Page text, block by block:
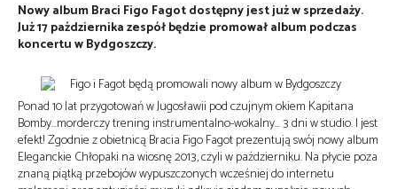
Nowy album Braci Figo Fagot dostępny jest już w sprzedaży.
Już 17 października zespół będzie promował album podczas
koncertu w Bydgoszczy.
Ponad 10 lat przygotowań w Jugosławii pod czujnym okiem Kapitana
Bomby…morderczy trening instrumentalno-wokalny… 3 dni w studio. I jest
efekt! Zgodnie z obietnicą Bracia Figo Fagot prezentują swój nowy album
Eleganckie Chłopaki na wiosnę 2013, czyli w październiku. Na płycie poza
znaną piątką przebojów wypuszczonych wcześniej do internetu